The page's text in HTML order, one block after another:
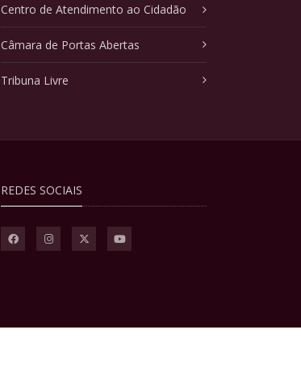
Centro de Atendimento ao Cidadão
Câmara de Portas Abertas
Tribuna Livre
REDES SOCIAIS